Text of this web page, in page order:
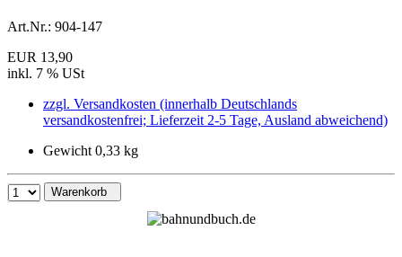
Art.Nr.: 904-147
EUR 13,90
inkl. 7 % USt
zzgl. Versandkosten (innerhalb Deutschlands
versandkostenfrei; Lieferzeit 2-5 Tage, Ausland abweichend)
Gewicht 0,33 kg
Warenkorb